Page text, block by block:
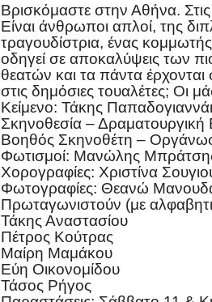
Βρισκόμαστε στην Αθήνα. Στις
Είναι άνθρωποι απλοί, της
τραγουδίστρια, ένας
οδηγεί σε αποκαλύψεις των
θεατών και τα πάντα
στις δημόσιες τουαλέτες;
Κείμενο: Τάκης
Σκηνοθεσία –
Βοηθός Σκηνοθέτη –
Φωτισμοί: Μανώλης
Χορογραφίες: Χριστίνα
Φωτογραφίες: Θεανώ
Πρωταγωνιστούν (με
Τάκης Αναστασίου
Πέτρος Κούτρας
Μαίρη Μαμάκου
Εύη Οικονομίδου
Τάσος Ρήγος